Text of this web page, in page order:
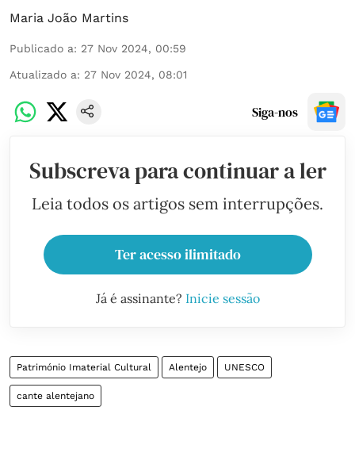
Maria João Martins
Publicado a: 27 Nov 2024, 00:59
Atualizado a: 27 Nov 2024, 08:01
Siga-nos
Subscreva para continuar a ler
Leia todos os artigos sem interrupções.
Ter acesso ilimitado
Já é assinante? Inicie sessão
Património Imaterial Cultural Alentejo UNESCO
cante alentejano